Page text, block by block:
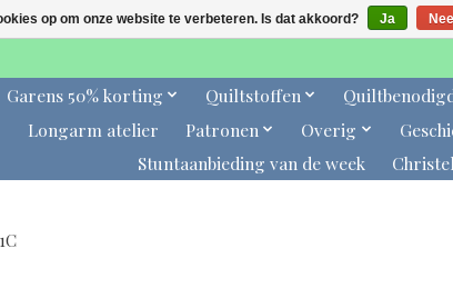
Garens 50% korting Quiltstoffen
Longarm atelier Patronen Overig
Stuntaanbieding van de week
op om onze website te verbeteren. Is dat akkoord? Ja Nee